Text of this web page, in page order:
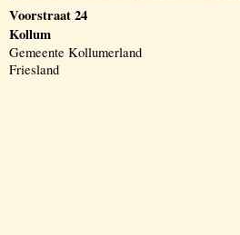
Voorstraat 24
Kollum
Gemeente Kollumerland
Friesland